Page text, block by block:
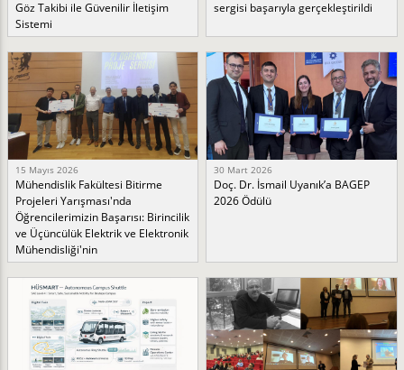
Göz Takibi ile Güvenilir İletişim
Sistemi
sergisi başarıyla gerçekleştirildi
15 Mayıs 2026
Mühendislik Fakültesi Bitirme
Projeleri Yarışması'nda
Öğrencilerimizin Başarısı: Birincilik
ve Üçüncülük Elektrik ve Elektronik
Mühendisliği'nin
30 Mart 2026
Doç. Dr. İsmail Uyanık’a BAGEP
2026 Ödülü